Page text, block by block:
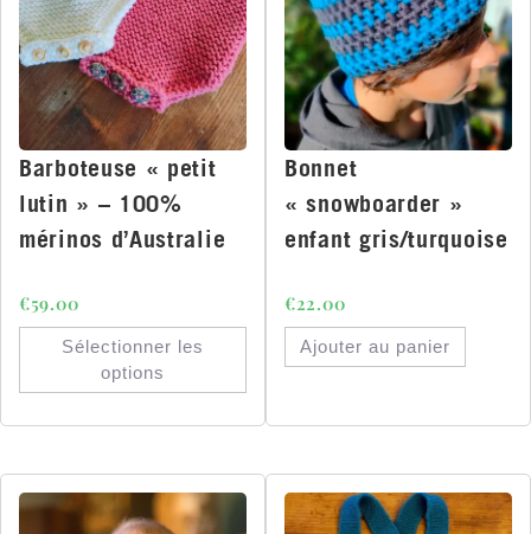
Barboteuse « petit
lutin » – 100%
mérinos d’Australie
€59.00
Sélectionner les
options
Bonnet
« snowboarder »
enfant gris/turquoise
€22.00
Ajouter au panier